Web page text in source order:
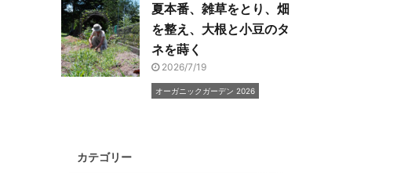
夏本番、雑草をとり、畑
を整え、大根と小豆のタ
ネを蒔く
2026/7/19
オーガニックガーデン 2026
カテゴリー